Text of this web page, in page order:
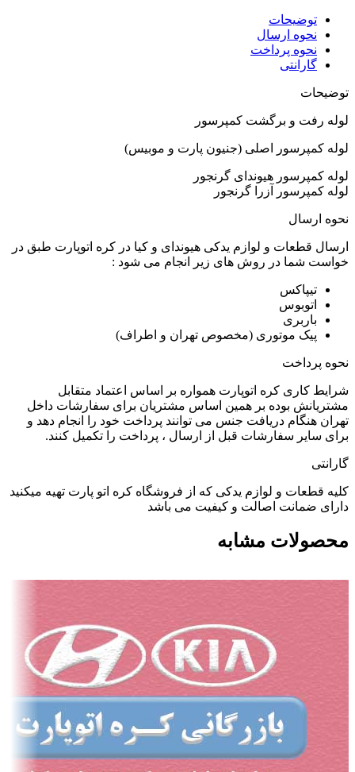
توضیحات
نحوه ارسال
نحوه پرداخت
گارانتی
توضیحات
لوله رفت و برگشت کمپرسور
لوله کمپرسور اصلی (جنیون پارت و موبیس)
لوله کمپرسور هیوندای گرنجور
لوله کمپرسور آزرا گرنجور
نحوه ارسال
ارسال قطعات و لوازم یدکی هیوندای و کیا در کره اتوپارت طبق در
خواست شما در روش های زیر انجام می شود :
تیپاکس
اتوبوس
باربری
پیک موتوری (مخصوص تهران و اطراف)
نحوه پرداخت
شرایط کاری کره اتوپارت همواره بر اساس اعتماد متقابل
مشتریانش بوده بر همین اساس مشتریان برای سفارشات داخل
تهران هنگام دریافت جنس می توانند پرداخت خود را انجام دهد و
برای سایر سفارشات قبل از ارسال ، پرداخت را تکمیل کنند.
گارانتی
کلیه قطعات و لوازم یدکی که از فروشگاه کره اتو پارت تهیه میکنید
دارای ضمانت اصالت و کیفیت می باشد
محصولات مشابه